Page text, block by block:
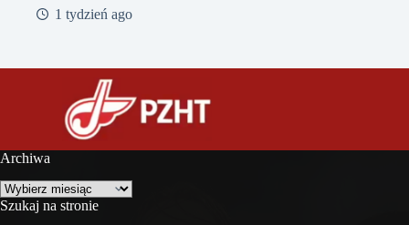
1 tydzień ago
Archiwa
Archiwa
Szukaj na stronie